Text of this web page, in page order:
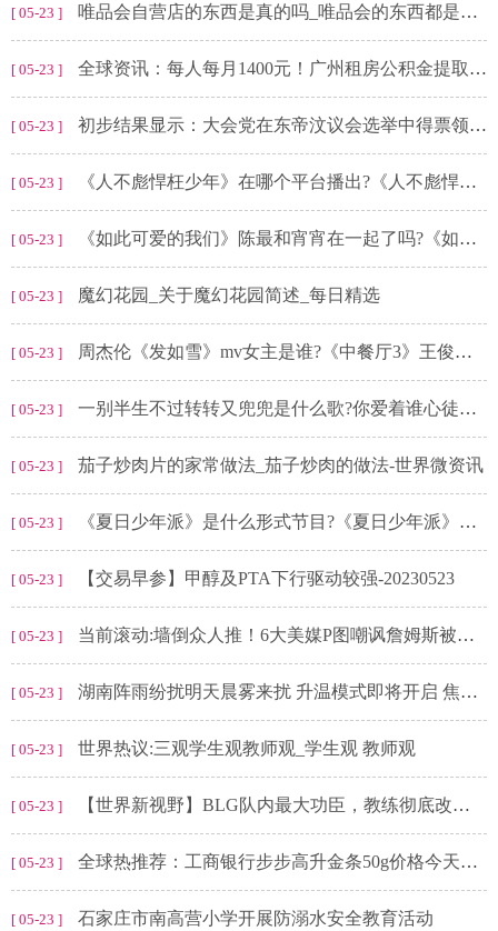
[ 05-23 ] 唯品会自营店的东西是真的吗_唯品会的东西都是正品
[ 05-23 ] 全球资讯：每人每月1400元！广州租房公积金提取额再提高
[ 05-23 ] 初步结果显示：大会党在东帝汶议会选举中得票领先|今日要闻
[ 05-23 ] 《人不彪悍枉少年》在哪个平台播出?《人不彪悍枉少年》花彪最后上大学了吗?
[ 05-23 ] 《如此可爱的我们》陈最和宵宵在一起了吗?《如此可爱的我们》谈宋扮演者是谁?
[ 05-23 ] 魔幻花园_关于魔幻花园简述_每日精选
[ 05-23 ] 周杰伦《发如雪》mv女主是谁?《中餐厅3》王俊凯杨紫唱的歌叫什么?
[ 05-23 ] 一别半生不过转转又兜兜是什么歌?你爱着谁心徒留几道伤是什么歌?
[ 05-23 ] 茄子炒肉片的家常做法_茄子炒肉的做法-世界微资讯
[ 05-23 ] 《夏日少年派》是什么形式节目?《夏日少年派》刘耀文宋亚轩是哪一期?
[ 05-23 ] 【交易早参】甲醇及PTA下行驱动较强-20230523
[ 05-23 ] 当前滚动:墙倒众人推！6大美媒P图嘲讽詹姆斯被横扫，对38岁老汉完全没尊重
[ 05-23 ] 湖南阵雨纷扰明天晨雾来扰 升温模式即将开启 焦点速递
[ 05-23 ] 世界热议:三观学生观教师观_学生观 教师观
[ 05-23 ] 【世界新视野】BLG队内最大功臣，教练彻底改造战队，连续三年带队进入msi
[ 05-23 ] 全球热推荐：工商银行步步高升金条50g价格今天多少一克（2023年05月23日）
[ 05-23 ] 石家庄市南高营小学开展防溺水安全教育活动